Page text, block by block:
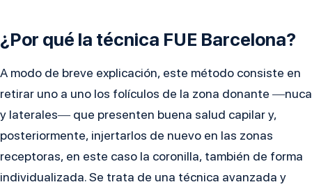
¿Por qué la técnica FUE Barcelona?
A modo de breve explicación, este método consiste en
retirar uno a uno los folículos de la zona donante ―nuca
y laterales― que presenten buena salud capilar y,
posteriormente, injertarlos de nuevo en las zonas
receptoras, en este caso la coronilla, también de forma
individualizada. Se trata de una técnica avanzada y